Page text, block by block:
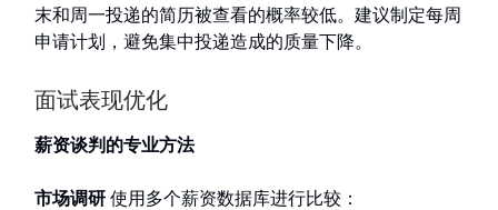
末和周一投递的简历被查看的概率较低。建议制定每周
申请计划，避免集中投递造成的质量下降。
面试表现优化
薪资谈判的专业方法
市场调研 使用多个薪资数据库进行比较：